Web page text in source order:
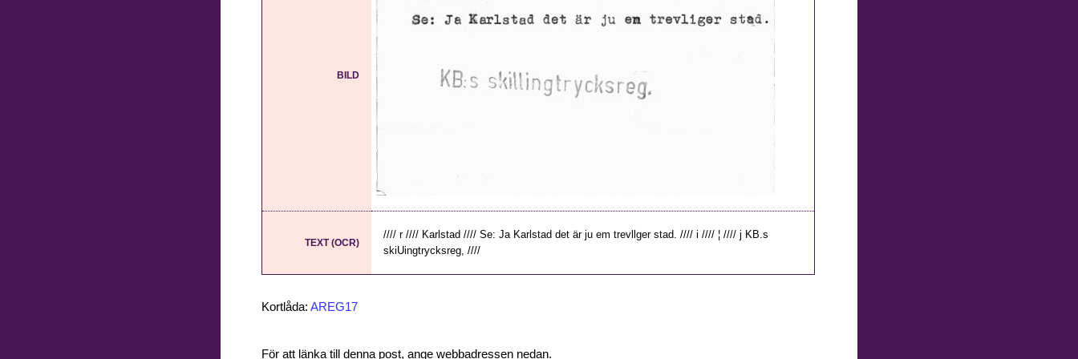
BILD
TEXT (OCR)
//// r //// Karlstad //// Se: Ja Karlstad det är ju em trevllger stad. //// i //// ¦ //// j KB.s
skiUingtrycksreg, ////
Kortlåda: AREG17
För att länka till denna post, ange webbadressen nedan.